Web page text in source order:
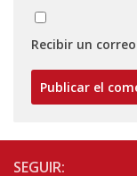
Recibir un
SEGUIR: